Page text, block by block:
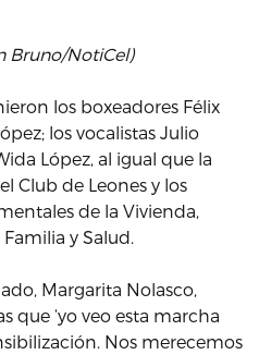
Bruno/NotiCel)
los boxeadores Félix
los vocalistas Julio
López, al igual que la
Club de Leones y los
de la Vivienda,
y Salud.
Margarita Nolasco,
que ‘yo veo esta marcha
Nos merecemos